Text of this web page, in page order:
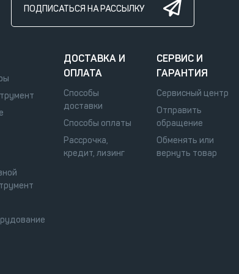
ПОДПИСАТЬСЯ НА РАССЫЛКУ
ДОСТАВКА И
ОПЛАТА
Способы
доставки
Способы оплаты
Рассрочка,
кредит, лизинг
СЕРВИС И
ГАРАНТИЯ
Сервисный центр
Отправить
обращение
Обменять или
вернуть товар